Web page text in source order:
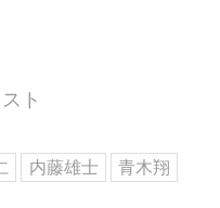
ト
内藤雄士
青木翔